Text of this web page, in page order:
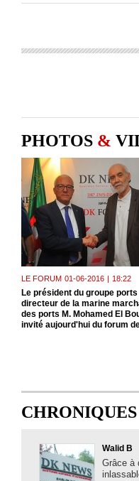
PHOTOS &
LE FORUM 01-06-2016 | 18:22
Le président du groupe
directeur de la marine
des ports M. Mohamed El
invité aujourd'hui du forum
CHRONIQUES
Walid B
Grâce à